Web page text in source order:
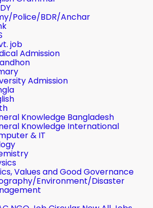
Police/BDR/Anchar
job
Admission
Admission
Knowledge Bangladesh
Knowledge International
& IT
Values ​​and Good Governance
Environment/Disaster